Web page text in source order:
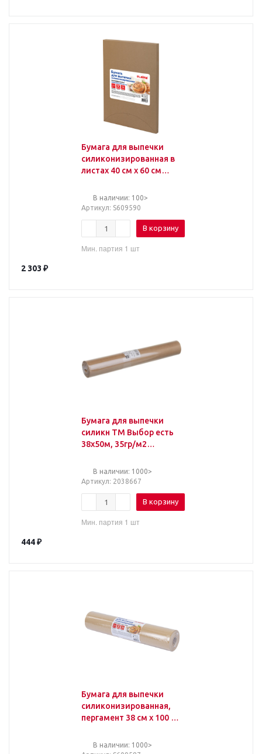
Бумага для выпечки
силиконизированная в
листах 40 см x 60 см
цвет коричневый,
LAIMA, CH, 609590
В наличии: 100>
Артикул: S609590
В корзину
Мин. партия 1 шт
2 303 ₽
Бумага для выпечки
силикн ТМ Выбор есть
38х50м, 35гр/м2
В наличии: 1000>
Артикул: 2038667
В корзину
Мин. партия 1 шт
444₽
Бумага для выпечки
силиконизированная,
пергамент 38 см х 100 м,
LAIMA, CH, 609587
В наличии: 1000>